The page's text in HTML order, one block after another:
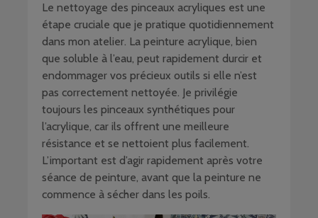
Le nettoyage des pinceaux acryliques est une
étape cruciale que je pratique quotidiennement
dans mon atelier. La peinture acrylique, bien
que soluble à l’eau, peut rapidement durcir et
endommager vos précieux outils si elle n’est
pas correctement nettoyée. Je privilégie
toujours les pinceaux synthétiques pour
l’acrylique, car ils offrent une meilleure
résistance et se nettoient plus facilement.
L’important est d’agir rapidement après votre
séance de peinture, avant que la peinture ne
commence à sécher dans les poils.